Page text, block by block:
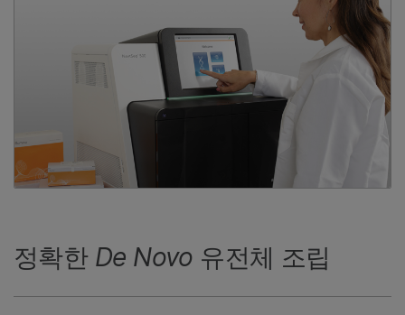
정확한 De Novo 유전체 조립